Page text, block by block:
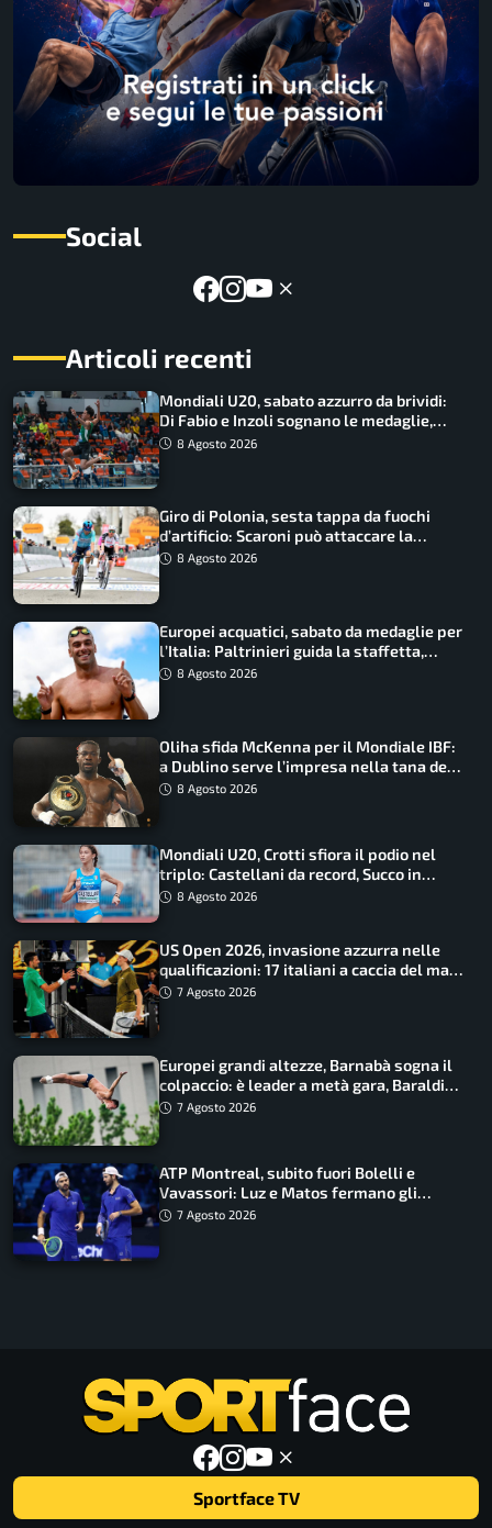
Social
Articoli recenti
Mondiali U20, sabato azzurro da brividi:
Di Fabio e Inzoli sognano le medaglie,
Castellani e Succo in finale
8 Agosto 2026
Giro di Polonia, sesta tappa da fuochi
d’artificio: Scaroni può attaccare la
maglia di Lemmen
8 Agosto 2026
Europei acquatici, sabato da medaglie per
l’Italia: Paltrinieri guida la staffetta,
Barnabà sogna l’oro dalle grandi altezze
8 Agosto 2026
Oliha sfida McKenna per il Mondiale IBF:
a Dublino serve l’impresa nella tana del
lupo8 Agosto 2026
Mondiali U20, Crotti sfiora il podio nel
triplo: Castellani da record, Succo in
finale
8 Agosto 2026
US Open 2026, invasione azzurra nelle
qualificazioni: 17 italiani a caccia del main
draw7 Agosto 2026
Europei grandi altezze, Barnabà sogna il
colpaccio: è leader a metà gara, Baraldi
ancora in corsa
7 Agosto 2026
ATP Montreal, subito fuori Bolelli e
Vavassori: Luz e Matos fermano gli
azzurri
7 Agosto 2026
Sportface TV